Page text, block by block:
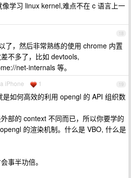
学习 linux kernel,难点不在 c 语言上一
18
了，然后非常熟练的使用 chrome 内置
不多了，比如 devtools,
net-internals 等。
19
iPhone 1
如何高效的利用 opengl 的 API 组织数
部的 context 不同而已，所以你要学的
的渲染机制。什么是 VBO, 什么是
事半功倍。